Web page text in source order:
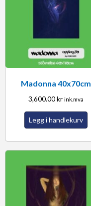
Madonna 40x70cm
3,600.00kr ink.mva
Legg i handlekurv